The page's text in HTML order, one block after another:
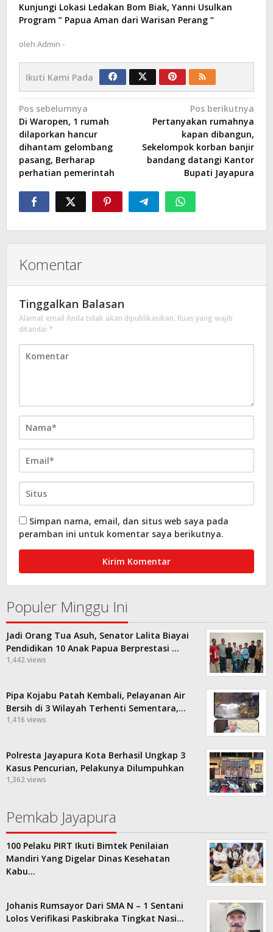
Kunjungi Lokasi Ledakan Bom Biak, Yanni Usulkan
Program ” Papua Aman dari Warisan Perang “
oleh Admin -
Ikuti Kami Pada
Navigasi
pos
Pos sebelumnya
Di Waropen, 1 rumah
dilaporkan hancur
dihantam gelombang
pasang, Berharap
perhatian pemerintah
Pos berikutnya
Pertanyakan rumahnya
kapan dibangun,
Sekelompok korban banjir
bandang datangi Kantor
Bupati Jayapura
Komentar
Tinggalkan Balasan
Alamat email Anda tidak akan dipublikasikan. Ruas yang wajib
ditandai *
Simpan nama, email, dan situs web saya pada
peramban ini untuk komentar saya berikutnya.
Populer Minggu Ini
Jadi Orang Tua Asuh, Senator Lalita Biayai
Pendidikan 10 Anak Papua Berprestasi …
1,442 views
Pipa Kojabu Patah Kembali, Pelayanan Air
Bersih di 3 Wilayah Terhenti Sementara,…
1,416 views
Polresta Jayapura Kota Berhasil Ungkap 3
Kasus Pencurian, Pelakunya Dilumpuhkan
1,362 views
Pemkab Jayapura
100 Pelaku PIRT Ikuti Bimtek Penilaian
Mandiri Yang Digelar Dinas Kesehatan
Kabu…
Johanis Rumsayor Dari SMA N – 1 Sentani
Lolos Verifikasi Paskibraka Tingkat Nasi…